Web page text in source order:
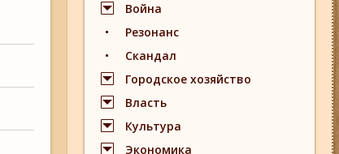
Война
Резонанс
Скандал
Городское хозяйство
Власть
Культура
Экономика